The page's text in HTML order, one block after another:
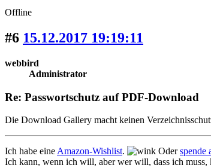
Offline
#6 15.12.2017 19:19:11
webbird
Administrator
Re: Passwortschutz auf PDF-Download
Die Download Gallery macht keinen
Ich habe eine Amazon-Wishlist. Oderspende
Ich kann, wenn ich will, aber wer will, dass ich muss,